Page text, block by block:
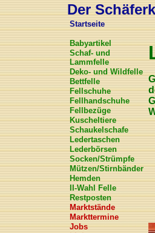
Der
Startseite
Babyartikel
Schaf- und
Lammfelle
Deko- und Wildfelle
Bettfelle
Fellschuhe
Fellhandschuhe
Fellbezüge
Kuscheltiere
Schaukelschafe
Ledertaschen
Lederbörsen
Socken/Strümpfe
Mützen/Stirnbänder
Hemden
II-Wahl Felle
Restposten
Marktstände
Markttermine
Jobs